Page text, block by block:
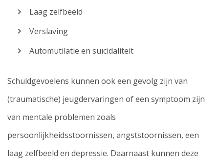
Laag zelfbeeld
Verslaving
Automutilatie en suïcidaliteit
Schuldgevoelens kunnen ook een gevolg zijn van
(traumatische) jeugdervaringen of een symptoom zijn
van mentale problemen zoals
persoonlijkheidsstoornissen, angststoornissen, een
laag zelfbeeld en depressie. Daarnaast kunnen deze